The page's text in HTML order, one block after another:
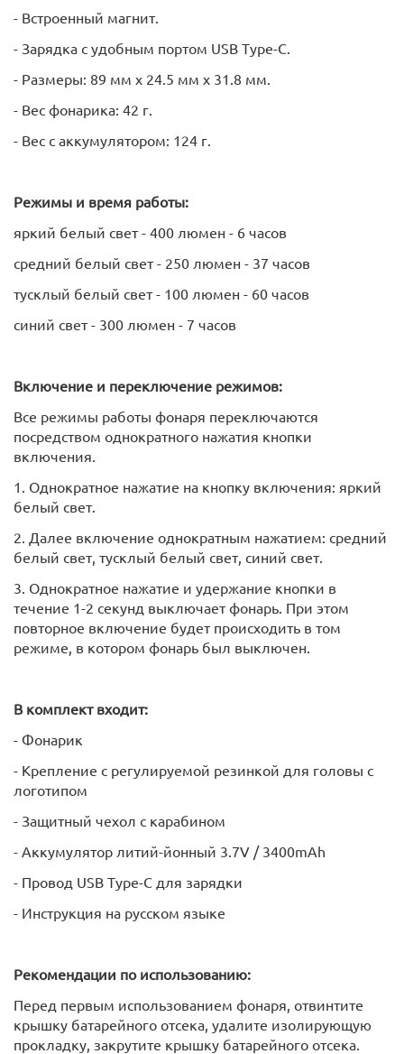
- Встроенный магнит.
- Зарядка с удобным портом USB Type-C.
- Размеры: 89 мм х 24.5 мм х 31.8 мм.
- Вес фонарика: 42 г.
- Вес с аккумулятором: 124 г.
Режимы и время работы:
яркий белый свет - 400 люмен - 6 часов
средний белый свет - 250 люмен - 37 часов
тусклый белый свет - 100 люмен - 60 часов
синий свет - 300 люмен - 7 часов
Включение и переключение режимов:
Все режимы работы фонаря переключаются
посредством однократного нажатия кнопки
включения.
1. Однократное нажатие на кнопку включения: яркий
белый свет.
2. Далее включение однократным нажатием: средний
белый свет, тусклый белый свет, синий свет.
3. Однократное нажатие и удержание кнопки в
течение 1-2 секунд выключает фонарь. При этом
повторное включение будет происходить в том
режиме, в котором фонарь был выключен.
В комплект входит:
- Фонарик
- Крепление с регулируемой резинкой для головы с
логотипом
- Защитный чехол с карабином
- Аккумулятор литий-йонный 3.7V / 3400mAh
- Провод USB Type-C для зарядки
- Инструкция на русском языке
Рекомендации по использованию:
Перед первым использованием фонаря, отвинтите
крышку батарейного отсека, удалите изолирующую
прокладку, закрутите крышку батарейного отсека.